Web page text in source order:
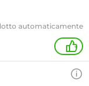
automaticamente
+